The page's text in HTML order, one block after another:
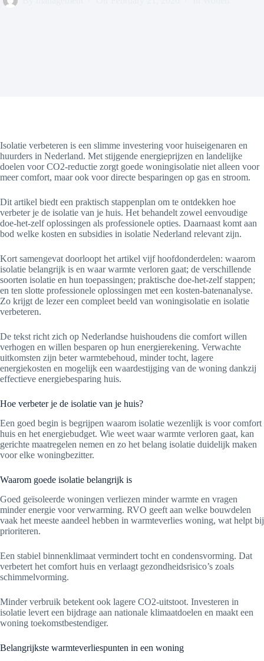
Isolatie verbeteren is een slimme investering voor huiseigenaren en
huurders in Nederland. Met stijgende energieprijzen en landelijke
doelen voor CO2-reductie zorgt goede woningisolatie niet alleen voor
meer comfort, maar ook voor directe besparingen op gas en stroom.
Dit artikel biedt een praktisch stappenplan om te ontdekken hoe
verbeter je de isolatie van je huis. Het behandelt zowel eenvoudige
doe-het-zelf oplossingen als professionele opties. Daarnaast komt aan
bod welke kosten en subsidies in isolatie Nederland relevant zijn.
Kort samengevat doorloopt het artikel vijf hoofdonderdelen: waarom
isolatie belangrijk is en waar warmte verloren gaat; de verschillende
soorten isolatie en hun toepassingen; praktische doe-het-zelf stappen;
en ten slotte professionele oplossingen met een kosten-batenanalyse.
Zo krijgt de lezer een compleet beeld van woningisolatie en isolatie
verbeteren.
De tekst richt zich op Nederlandse huishoudens die comfort willen
verhogen en willen besparen op hun energierekening. Verwachte
uitkomsten zijn beter warmtebehoud, minder tocht, lagere
energiekosten en mogelijk een waardestijging van de woning dankzij
effectieve energiebesparing huis.
Hoe verbeter je de isolatie van je huis?
Een goed begin is begrijpen waarom isolatie wezenlijk is voor comfort
huis en het energiebudget. Wie weet waar warmte verloren gaat, kan
gerichte maatregelen nemen en zo het belang isolatie duidelijk maken
voor elke woningbezitter.
Waarom goede isolatie belangrijk is
Goed geïsoleerde woningen verliezen minder warmte en vragen
minder energie voor verwarming. RVO geeft aan welke bouwdelen
vaak het meeste aandeel hebben in warmteverlies woning, wat helpt bij
prioriteren.
Een stabiel binnenklimaat vermindert tocht en condensvorming. Dat
verbetert het comfort huis en verlaagt gezondheidsrisico’s zoals
schimmelvorming.
Minder verbruik betekent ook lagere CO2-uitstoot. Investeren in
isolatie levert een bijdrage aan nationale klimaatdoelen en maakt een
woning toekomstbestendiger.
Belangrijkste warmteverliespunten in een woning